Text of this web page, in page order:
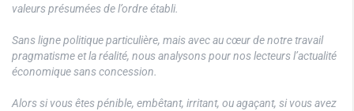
valeurs présumées de l’ordre établi.
Sans ligne politique particulière, mais avec au cœur de notre travail
pragmatisme et la réalité, nous analysons pour nos lecteurs l’actualité
économique sans concession.
Alors si vous êtes pénible, embêtant, irritant, ou agaçant, si vous avez